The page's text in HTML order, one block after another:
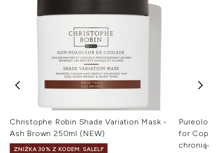
Christophe Robin Shade Variation Mask -
Ash Brown 250ml (NEW)
ZNIŻKA 30% Z KODEM: SALELF
for